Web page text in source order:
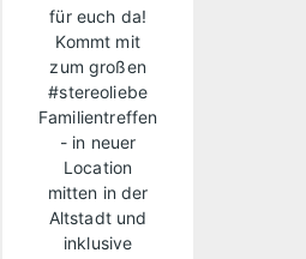
für euch da!
Kommt mit
zum großen
#stereoliebe
Familientreffen
- in neuer
Location
mitten in der
Altstadt und
inklusive